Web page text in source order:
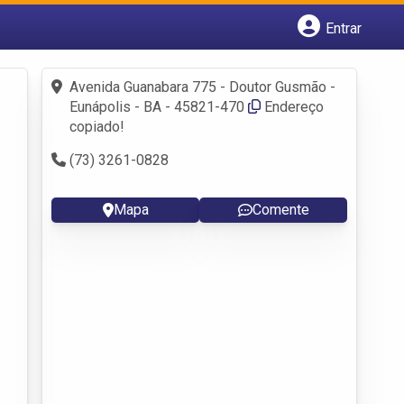
Entrar
Fazer login
Criar conta
Avenida Guanabara 775 - Doutor Gusmão -
Eunápolis - BA - 45821-470
Endereço
copiado!
(73) 3261-0828
Mapa Comente